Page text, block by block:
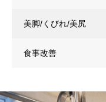
美脚/くびれ/美尻
食事改善